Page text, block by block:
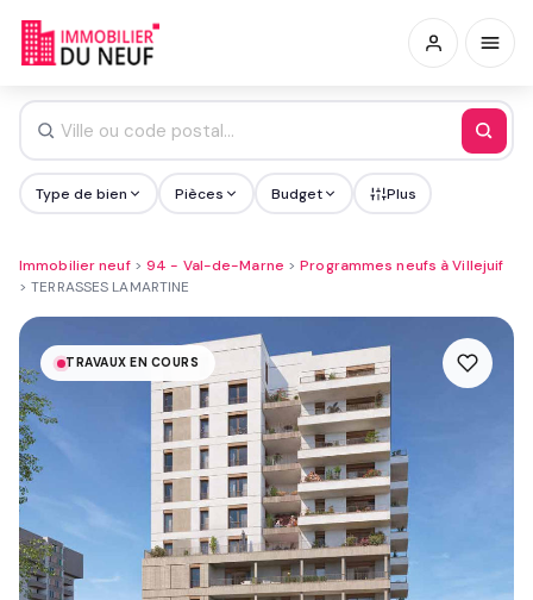
Type de bien Pièces Budget Plus
Immobilier neuf> 94 - Val-de-Marne >Programmes neufs à Villejuif
>TERRASSES LAMARTINE
TRAVAUX EN COURS